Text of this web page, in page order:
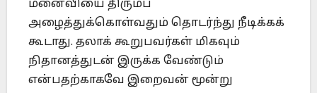
மனைவியை திரும்ப
அழைத்துக்கொள்வதும் தொடர்ந்து நீடிக்கக்
கூடாது. தலாக் கூறுபவர்கள் மிகவும்
நிதானத்துடன் இருக்க வேண்டும்
என்பதற்காகவே இறைவன் மூன்று